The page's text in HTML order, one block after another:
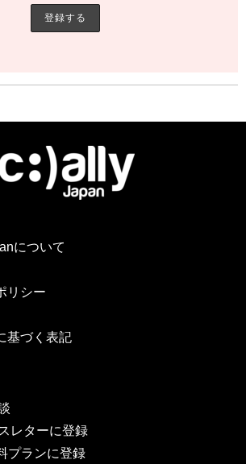
について
リシー
基づく表記
レターに登録
プランに登録